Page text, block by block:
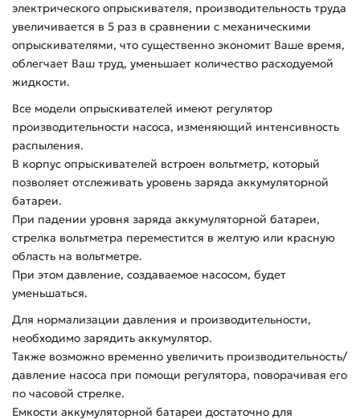
электрического опрыскивателя, производительность труда
увеличивается в 5 раз в сравнении с механическими
опрыскивателями, что существенно экономит Ваше время,
облегчает Ваш труд, уменьшает количество расходуемой
жидкости.
Все модели опрыскивателей имеют регулятор
производительности насоса, изменяющий интенсивность
распыления.
В корпус опрыскивателей встроен вольтметр, который
позволяет отслеживать уровень заряда аккумуляторной
батареи.
При падении уровня заряда аккумуляторной батареи,
стрелка вольтметра переместится в желтую или красную
область на вольтметре.
При этом давление, создаваемое насосом, будет
уменьшаться.
Для нормализации давления и производительности,
необходимо зарядить аккумулятор.
Также возможно временно увеличить производительность/
давление насоса при помощи регулятора, поворачивая его
по часовой стрелке.
Емкости аккумуляторной батареи достаточно для